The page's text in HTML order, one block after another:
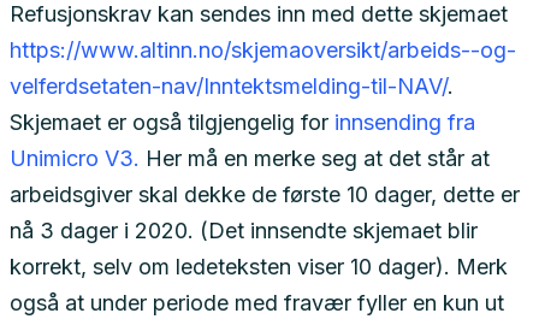
Refusjonskrav kan sendes inn med dette skjemaet
https://www.altinn.no/skjemaoversikt/arbeids--og-
velferdsetaten-nav/Inntektsmelding-til-NAV/.
Skjemaet er også tilgjengelig for innsending fra
Unimicro V3. Her må en merke seg at det står at
arbeidsgiver skal dekke de første 10 dager, dette er
nå 3 dager i 2020. (Det innsendte skjemaet blir
korrekt, selv om ledeteksten viser 10 dager). Merk
også at under periode med fravær fyller en kun ut